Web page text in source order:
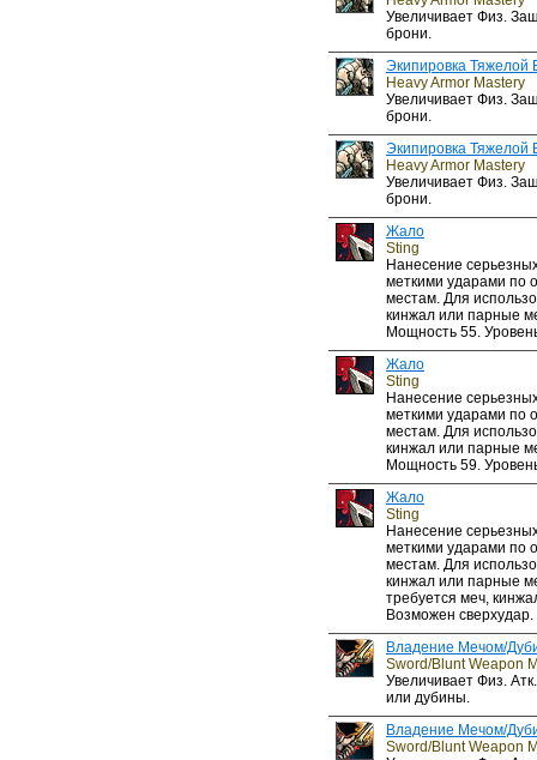
Увеличивает Физ.
брони.
Экипировка Тяжелой
Heavy Armor Mastery
Увеличивает Физ.
брони.
Экипировка Тяжелой
Heavy Armor Mastery
Увеличивает Физ.
брони.
Жало
Sting
Нанесение
меткими ударами по
местам. Для
кинжал или парные
Мощность 55.
Жало
Sting
Нанесение
меткими ударами по
местам. Для
кинжал или парные
Мощность 59.
Жало
Sting
Нанесение
меткими ударами по
местам. Для
кинжал или парные
требуется меч,
Возможен
Владение Мечом/
Sword/Blunt Weapon
Увеличивает Физ.
или дубины.
Владение Мечом/
Sword/Blunt Weapon